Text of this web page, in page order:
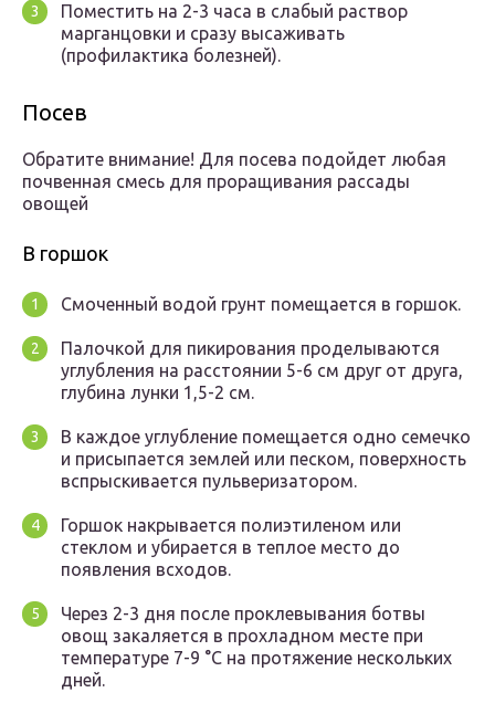
Поместить на 2-3 часа в слабый раствор
марганцовки и сразу высаживать
(профилактика болезней).
Посев
Обратите внимание! Для посева подойдет любая
почвенная смесь для проращивания рассады
овощей
В горшок
Смоченный водой грунт помещается в горшок.
Палочкой для пикирования проделываются
углубления на расстоянии 5-6 см друг от друга,
глубина лунки 1,5-2 см.
В каждое углубление помещается одно семечко
и присыпается землей или песком, поверхность
вспрыскивается пульверизатором.
Горшок накрывается полиэтиленом или
стеклом и убирается в теплое место до
появления всходов.
Через 2-3 дня после проклевывания ботвы
овощ закаляется в прохладном месте при
температуре 7-9 °С на протяжение нескольких
дней.